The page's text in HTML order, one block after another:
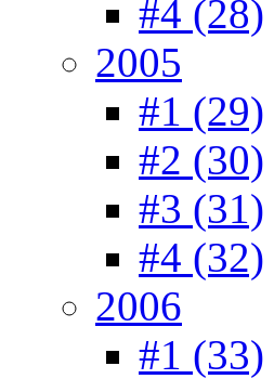
#4 (28)
2005
#1 (29)
#2 (30)
#3 (31)
#4 (32)
2006
#1 (33)